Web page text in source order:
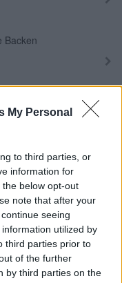
My Personal
to third parties, or
information for
below opt-out
note that after your
seeing
utilized by
third parties prior to
of the further
by third parties on the
Backen